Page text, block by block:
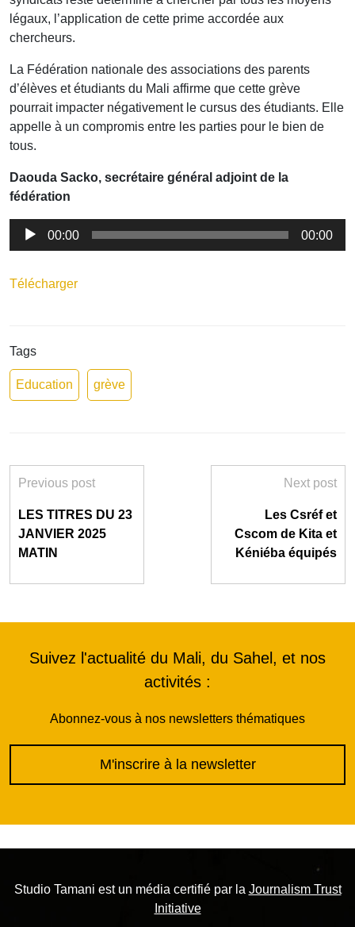
légaux, l’application de cette prime accordée aux
chercheurs.
La Fédération nationale des associations des parents
d’élèves et étudiants du Mali affirme que cette grève
pourrait impacter négativement le cursus des étudiants. Elle
appelle à un compromis entre les parties pour le bien de
tous.
Daouda Sacko, secrétaire général adjoint de la
fédération
Lecteur
00:00 00:00
Télécharger
Tags
Education grève
Previous post
LES TITRES DU 23
JANVIER 2025
MATIN
Next post
Les Csréf et
Cscom de Kita et
Kéniéba équipés
Suivez l'actualité du Mali, du Sahel, et nos
activités :
Abonnez-vous à nos newsletters thématiques
M'inscrire à la newsletter
Studio Tamani est un média certifié par la Journalism Trust
Initiative